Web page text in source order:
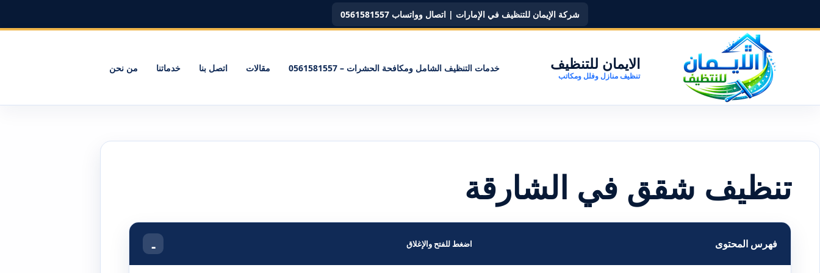
شركة الإيمان للتنظيف في الإمارات | اتصال وواتساب 0561581557
الايمان للتنظيف
تنظيف منازل وفلل ومكاتب
خدمات التنظيف الشامل ومكافحة الحشرات – 0561581557 مقالات اتصل بنا خدماتنا من نحن
تنظيف شقق في الشارقة
فهرس المحتوى اضغط للفتح والإغلاق